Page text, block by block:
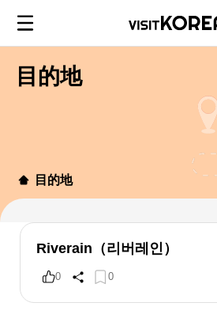
目的地
目的地
Riverain（리버레인）
0 0